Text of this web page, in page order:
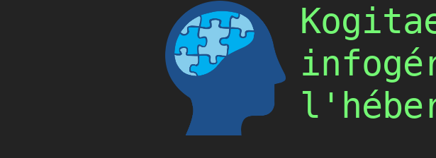
Skip
to
content